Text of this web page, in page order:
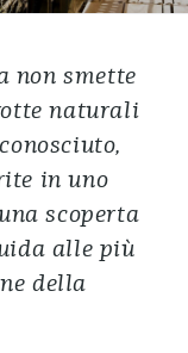
non smette
naturali
in uno
scoperta
alle più
della